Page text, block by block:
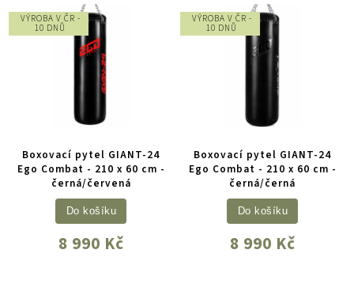
VÝROBA V ČR -
10 DNŮ
Boxovací pytel GIANT-24
Ego Combat - 210 x 60 cm -
černá/červená
8 990 Kč
Do košíku
VÝROBA V ČR -
10 DNŮ
Boxovací pytel GIANT-24
Ego Combat - 210 x 60 cm -
černá/černá
8 990 Kč
Do košíku